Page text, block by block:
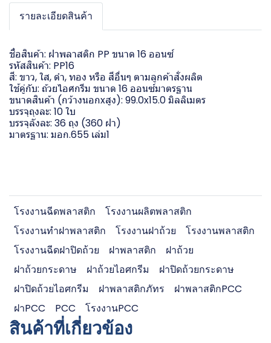
รายละเอียดสินค้า
ชื่อสินค้า: ฝาพลาสติก PP ขนาด 16 ออนซ์
รหัสสินค้า: PP16
สี: ขาว, ใส, ดำ, ทอง หรือ สีอื่นๆ ตามลูกค้าสั่งผลิต
ใช้คู่กับ: ถ้วยไอศกรีม ขนาด 16 ออนซ์มาตรฐาน
ขนาดสินค้า (กว้างนอกxสูง): 99.0x15.0 มิลลิเมตร
บรรจุถุงละ: 10 ใบ
บรรจุลังละ: 36 ถุง (360 ฝา)
มาตรฐาน: มอก.655 เล่ม1
โรงงานฉีดพลาสติก
โรงงานผลิตพลาสติก
โรงงานทำฝาพลาสติก
โรงงานฝาถ้วย
โรงงานพลาสติก
โรงงานฉีดฝาปิดถ้วย
ฝาพลาสติก
ฝาถ้วย
ฝาถ้วยกระดาษ
ฝาถ้วยไอศกรีม
ฝาปิดถ้วยกระดาษ
ฝาปิดถ้วยไอศกรีม
ฝาพลาสติกภัทร
ฝาพลาสติกPCC
ฝาPCC
PCC โรงงานPCC
สินค้าที่เกี่ยวข้อง